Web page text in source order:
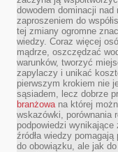
dowodem dominacji nad
zaproszeniem do
tej zmiany ogromne
wiedzy. Coraz więcej
mądrze, oszczędzać
warunków, tworzyć
zapylaczy i unikać
pierwszym krokiem nie
sąsiadem, lecz dobrze
branżowana której
wskazówki, porównania
podpowiedzi
źródła wiedzy
do obowiązku, ale jak